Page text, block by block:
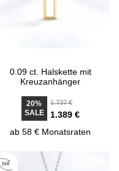
0.09 ct. Halskette mit
Kreuzanhänger
20%
SALE
1.737 €
1.389 €
ab 58 € Monatsraten